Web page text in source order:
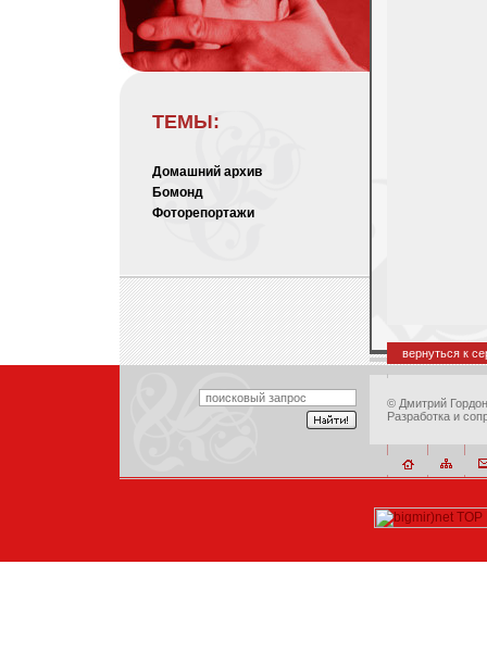
ТЕМЫ:
Домашний архив
Бомонд
Фоторепортажи
вернуться к
© Дмитрий Гордон
Разработка и